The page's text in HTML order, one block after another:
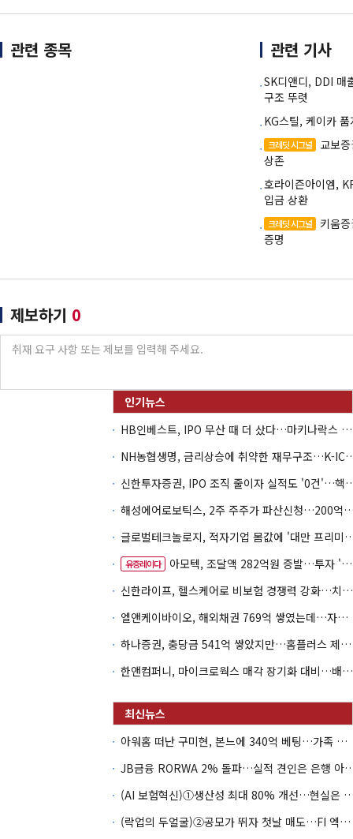
관련 종목 관련 기사
SK디앤디, DDI
구조 뚜렷
KG스틸, 케이카
크레딧 시그널
교보
상존
호라이즌아이엠,
입금 상환
크레딧 시그널
키움
증명
제보하기 0
HB인베스트, IPO 무산 때 더 샀다…마키나락스 투자 2.7배 회수
NH농협생명, 금리상승에 취
신한투자증권, IPO 조직 줄
해성에어로보틱스, 2주 주주가 파산
글로벌테크놀로지, 적자기업 몸값
유증레이다
아모텍, 조달액 282억원 증발…투자 '속도 조절' 불가피
신한라이프, 헬스케어로 비보험 경쟁력 강화…치매·간병 공략
엘앤케이바이오, 해외채권 769억 쌓였는데…자회사 4곳 자본잠식
하나증권, 충당금 541억 쌓았지만…홈플러스 제재는 추가 비용 불씨
한앤컴퍼니, 마이크로웍스 매각 장기화 대비…배당 회수판 깔았다
아워홈 떠난 구미현, 본느에 340억 베팅…가족 지배체제 구축
JB금융 RORWA 2% 돌파…실
(AI 보험혁신)①생산성 최대 80%
(락업의 두얼굴)②공모가 뛰자 첫날 매도…FI 엑시트 전략 갈렸다